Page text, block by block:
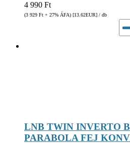
4 990 Ft
(3 929 Ft + 27% ÁFA) [13.62EUR] / db
LNB TWIN INVERTO
PARABOLA FEJ